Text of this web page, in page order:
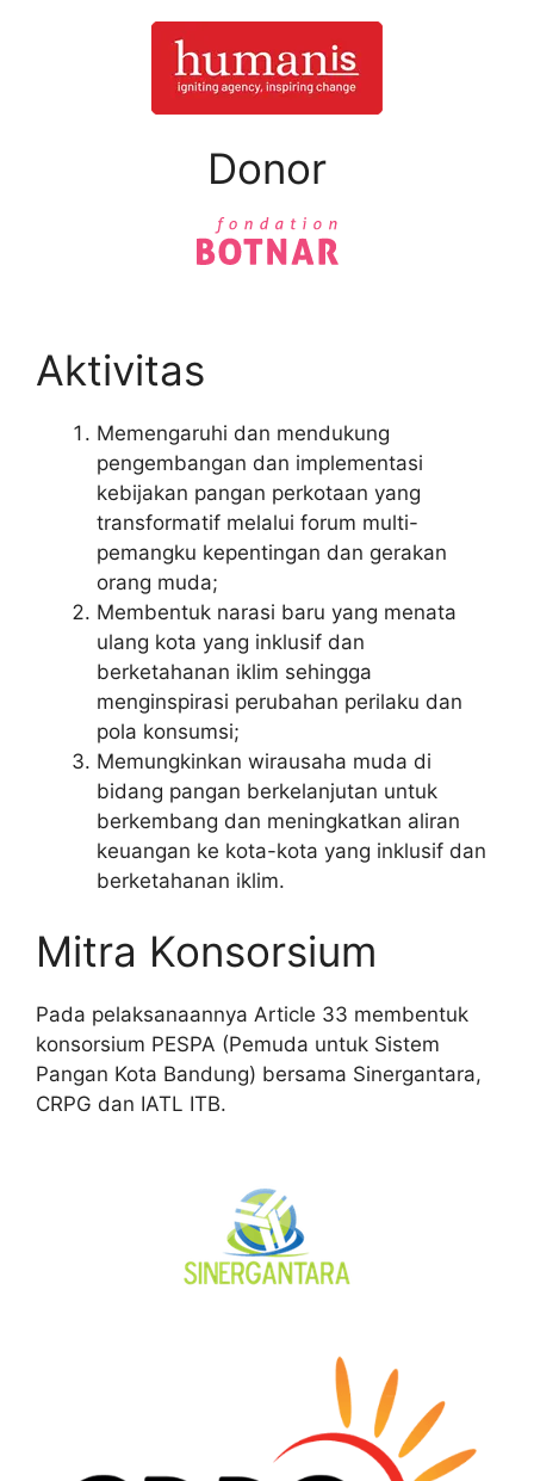
Donor
Aktivitas
Memengaruhi dan mendukung
pengembangan dan implementasi
kebijakan pangan perkotaan yang
transformatif melalui forum multi-
pemangku kepentingan dan gerakan
orang muda;
Membentuk narasi baru yang menata
ulang kota yang inklusif dan
berketahanan iklim sehingga
menginspirasi perubahan perilaku dan
pola konsumsi;
Memungkinkan wirausaha muda di
bidang pangan berkelanjutan untuk
berkembang dan meningkatkan aliran
keuangan ke kota-kota yang inklusif dan
berketahanan iklim.
Mitra Konsorsium
Pada pelaksanaannya Article 33 membentuk
konsorsium PESPA (Pemuda untuk Sistem
Pangan Kota Bandung) bersama Sinergantara,
CRPG dan IATL ITB.